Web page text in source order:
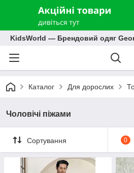
KidsWorld — Брендовий одяг
Каталог Для дорослих
Чоловічі піжами
Сортування 0